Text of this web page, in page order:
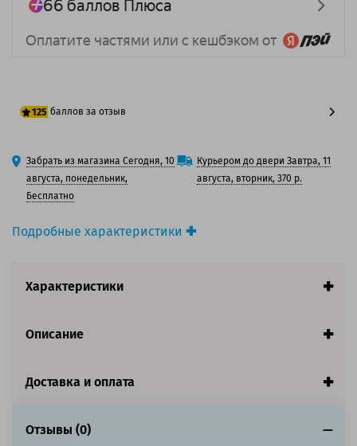
Подробные характеристики
Вид товара:Картридж струйный
заполнении страницы.
Совместим с аппаратами
125 баллов за отзыв
100 баллов
125 баллов
Забрать из магазина Сегодня, 10
августа, понедельник,
Бесплатно
Курьером до двери Завтра, 11
августа, вторник, 370 р.
Характеристики
Описание
Доставка и оплата
Отзывы (0)